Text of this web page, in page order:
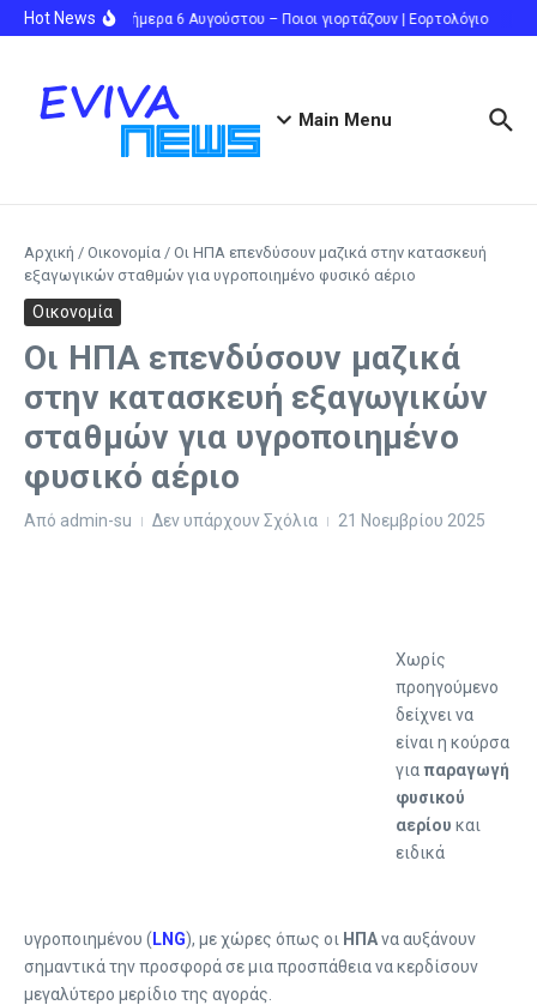
Μετάβαση στο περιεχόμενο
Hot NewsΓιορτή σήμερα 6 Αυγούστου – Ποιοι γιορτάζουν | Εορτολόγιο
Main Menu
Αρχική / Οικονομία / Οι ΗΠΑ επενδύσουν μαζικά στην κατασκευή
εξαγωγικών σταθμών για υγροποιημένο φυσικό αέριο
Οικονομία
Οι ΗΠΑ επενδύσουν μαζικά
στην κατασκευή εξαγωγικών
σταθμών για υγροποιημένο
φυσικό αέριο
Από admin-su Δεν υπάρχουν Σχόλια 21 Νοεμβρίου 2025
Χωρίς
προηγούμενο
δείχνει να
είναι η κούρσα
γιαπαραγωγή
φυσικού
αερίου και
ειδικά
υγροποιημένου ( LNG), με χώρες όπως οι ΗΠΑνα αυξάνουν
σημαντικά την προσφορά σε μια προσπάθεια να κερδίσουν
μεγαλύτερο μερίδιο της αγοράς.